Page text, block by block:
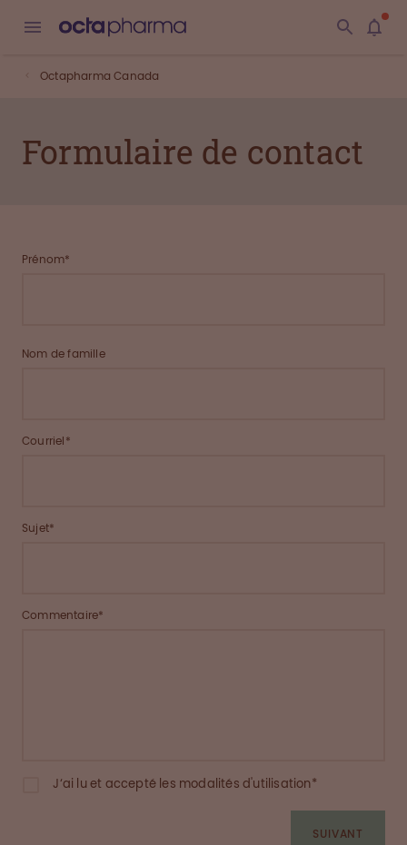
Octapharma Canada
Formulaire de contact
Prénom*
Nom de famille
Courriel*
Sujet*
Commentaire*
J‘ai lu et accepté les modalités d'utilisation*
SUIVANT